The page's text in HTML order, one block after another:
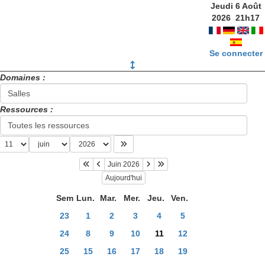
Jeudi 6 Août
2026 21h17
Se connecter
Domaines :
Ressources :
Juin 2026
Aujourd'hui
Sem Lun. Mar. Mer. Jeu.
Ven.
23
1 2 3 4
5
24
8 9 10 11
12
25
15 16 17 18
19